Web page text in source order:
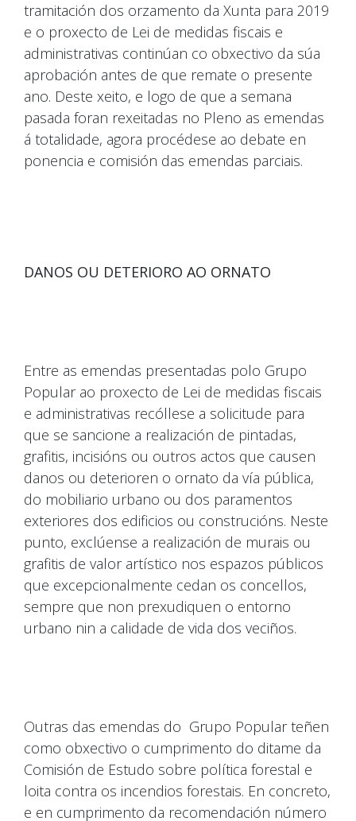
tramitación dos orzamento da Xunta para 2019
e o proxecto de Lei de medidas fiscais e
administrativas continúan co obxectivo da súa
aprobación antes de que remate o presente
ano. Deste xeito, e logo de que a semana
pasada foran rexeitadas no Pleno as emendas
á totalidade, agora procédese ao debate en
ponencia e comisión das emendas parciais.
DANOS OU DETERIORO AO ORNATO
Entre as emendas presentadas polo Grupo
Popular ao proxecto de Lei de medidas fiscais
e administrativas recóllese a solicitude para
que se sancione a realización de pintadas,
grafitis, incisións ou outros actos que causen
danos ou deterioren o ornato da vía pública,
do mobiliario urbano ou dos paramentos
exteriores dos edificios ou construcións. Neste
punto, exclúense a realización de murais ou
grafitis de valor artístico nos espazos públicos
que excepcionalmente cedan os concellos,
sempre que non prexudiquen o entorno
urbano nin a calidade de vida dos veciños.
Outras das emendas do Grupo Popular teñen
como obxectivo o cumprimento do ditame da
Comisión de Estudo sobre política forestal e
loita contra os incendios forestais. En concreto,
e en cumprimento da recomendación número